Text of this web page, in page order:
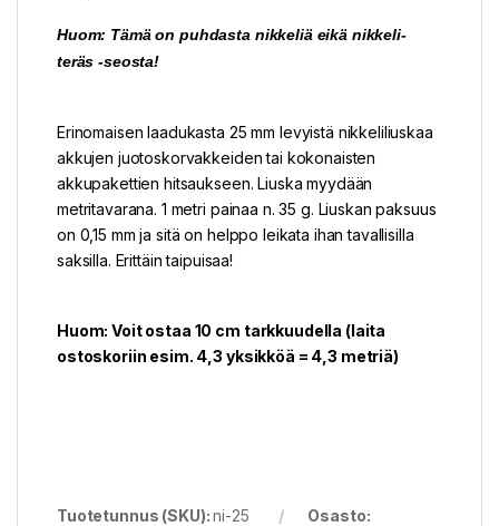
Huom: Tämä on puhdasta nikkeliä eikä nikkeli-
teräs -seosta!
Erinomaisen laadukasta 25 mm levyistä nikkeliliuskaa
akkujen juotoskorvakkeiden tai kokonaisten
akkupakettien hitsaukseen. Liuska myydään
metritavarana. 1 metri painaa n. 35 g. Liuskan paksuus
on 0,15 mm ja sitä on helppo leikata ihan tavallisilla
saksilla. Erittäin taipuisaa!
Huom: Voit ostaa 10 cm tarkkuudella (laita
ostoskoriin esim. 4,3 yksikköä = 4,3 metriä)
Tuotetunnus (SKU):ni-25
Osasto: